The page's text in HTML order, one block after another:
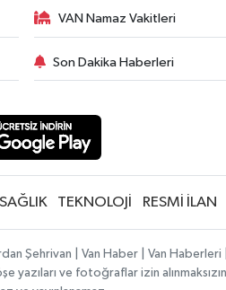
VAN Namaz Vakitleri
Son Dakika Haberleri
SAĞLIK TEKNOLOJİ RESMİ İLAN
Şehrivan | Van Haber | Van
yazıları ve fotoğraflar izin